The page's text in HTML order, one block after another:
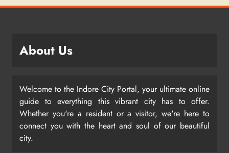
About Us
Welcome to the Indore City Portal, your ultimate online
guide to everything this vibrant city has to offer.
Whether you're a resident or a visitor, we're here to
connect you with the heart and soul of our beautiful
city.